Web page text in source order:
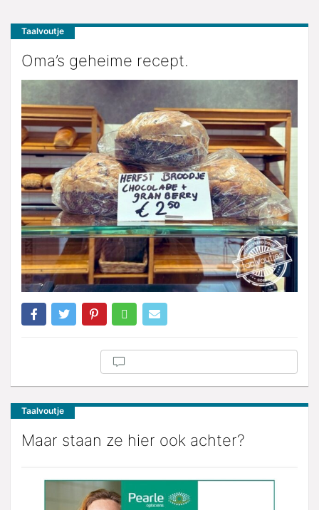
Taalvoutje
Oma’s geheime recept.
Taalvoutje
Maar staan ze hier ook achter?